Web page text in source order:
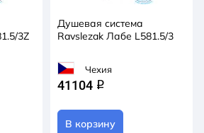
3Z
Душевая система
Ravslezak Лабе L581.5/3
Чехия
41104 q
В корзину